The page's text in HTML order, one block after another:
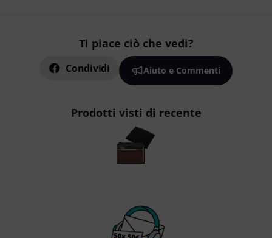
Ti piace ciò che vedi?
Condividi Aiuto e Commenti
Prodotti visti di recente